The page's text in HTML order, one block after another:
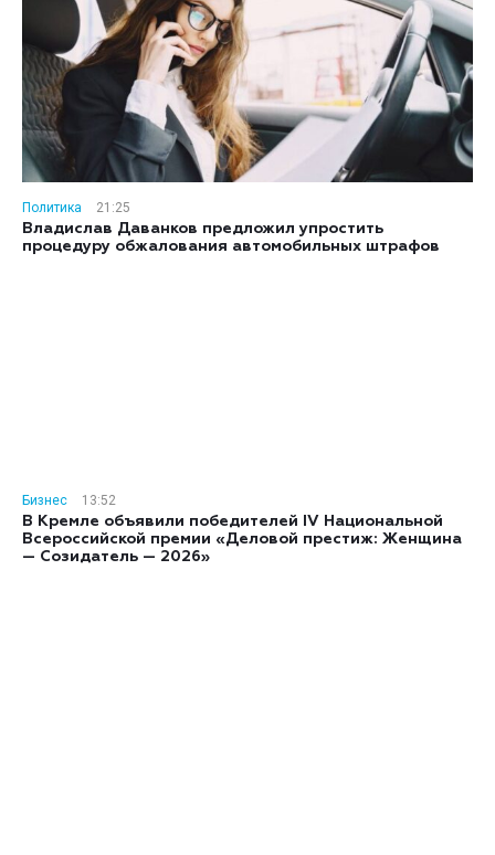
Политика
21:25
Владислав Даванков предложил упростить
процедуру обжалования автомобильных штрафов
Бизнес
13:52
В Кремле объявили победителей IV Национальной
Всероссийской премии «Деловой престиж: Женщина
— Созидатель — 2026»